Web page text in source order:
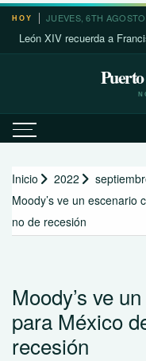
Saltar
contenido
HOY JUEVES, 6TH
XIV recuerda a Francisco
Inicio 2022
Moody’s ve un escenario
no de recesión
Moody’s ve
para México
recesión